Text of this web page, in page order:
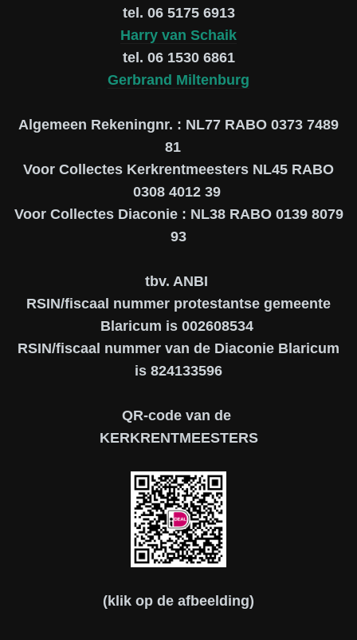
tel. 06 5175 6913
Harry van Schaik
tel. 06 1530 6861
Gerbrand Miltenburg
Algemeen Rekeningnr. : NL77 RABO 0373 7489
81
Voor Collectes Kerkrentmeesters NL45 RABO
0308 4012 39
Voor Collectes Diaconie : NL38 RABO 0139 8079
93
tbv. ANBI
RSIN/fiscaal nummer protestantse gemeente
Blaricum is 002608534
RSIN/fiscaal nummer van de Diaconie Blaricum
is 824133596
QR-code van de
KERKRENTMEESTERS
(klik op de afbeelding)